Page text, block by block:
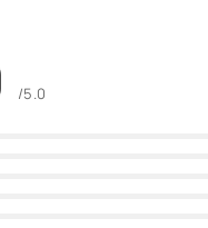
/5.0